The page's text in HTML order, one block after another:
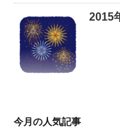
2015
今月の人気記事